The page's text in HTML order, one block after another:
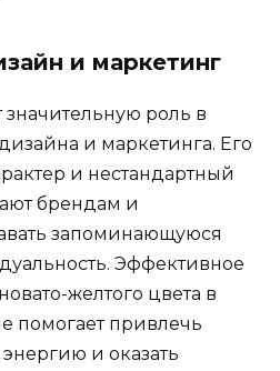
и маркетинг
значительную роль в
и маркетинга. Его
и нестандартный
брендам и
запоминающуюся
Эффективное
желтого цвета в
помогает привлечь
и оказать